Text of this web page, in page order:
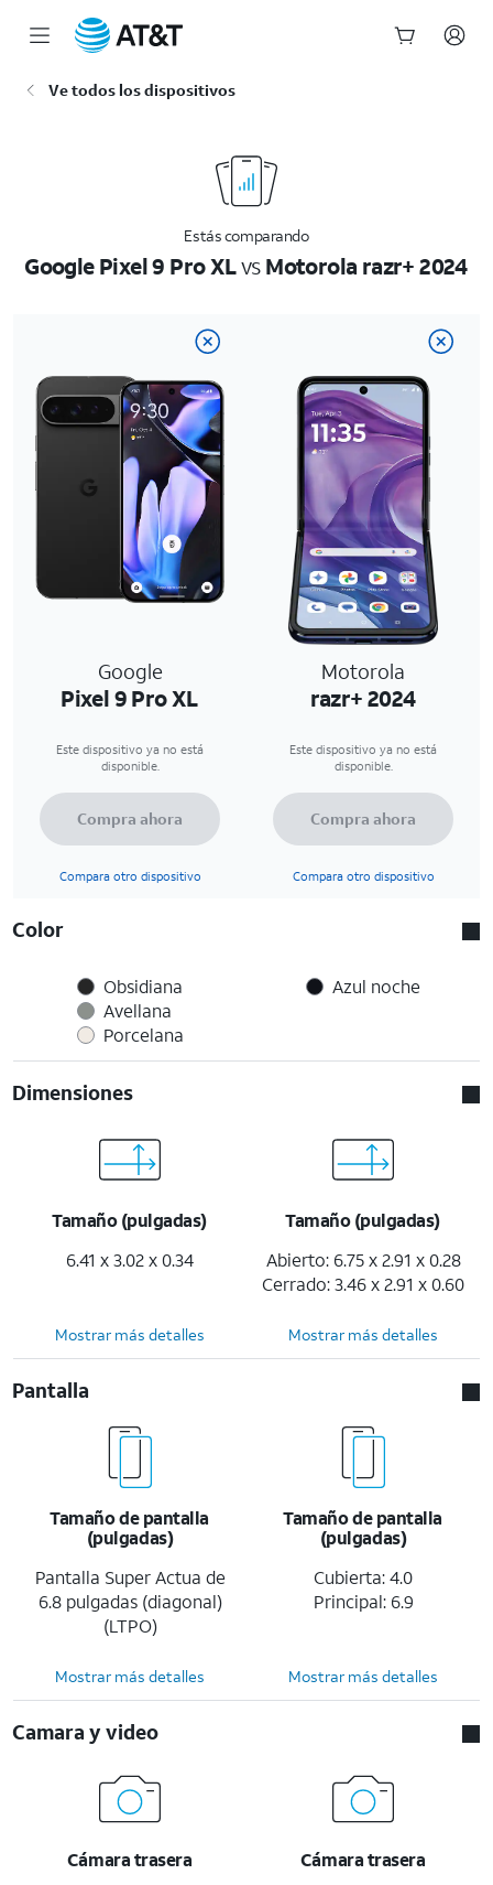
Ve todos los dispositivos
Estás comparando
Google Pixel 9 Pro XLvsMotorola razr+ 2024
Google
Pixel 9 Pro XL
Motorola
razr+ 2024
Este dispositivo ya no está
disponible.
Este dispositivo ya no está
disponible.
Compra ahora
Compara otro dispositivo
Compra ahora
Compara otro dispositivo
Color
Obsidiana
Avellana
Porcelana
Azul noche
Dimensiones
Tamaño (pulgadas)
6.41 x 3.02 x 0.34
Tamaño (pulgadas)
Abierto: 6.75 x 2.91 x 0.28
Cerrado: 3.46 x 2.91 x 0.60
Mostrar más detalles Mostrar más detalles
Pantalla
Tamaño de pantalla
(pulgadas)
Pantalla Super Actua de
6.8 pulgadas (diagonal)
(LTPO)
Tamaño de pantalla
(pulgadas)
Cubierta: 4.0
Principal: 6.9
Mostrar más detalles Mostrar más detalles
Camara y video
Cámara trasera
Cámara trasera